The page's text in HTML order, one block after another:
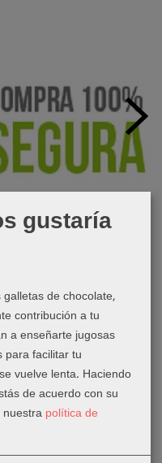
gustaría
de chocolate,
contribución a tu
a enseñarte jugosas
facilitar tu
vuelve lenta. Haciendo
de acuerdo con su
política de